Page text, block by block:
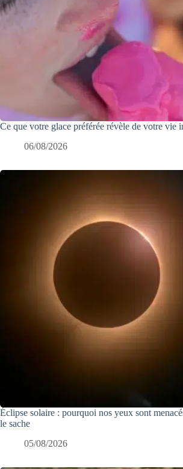
Ce que votre glace préférée révèle de votre vie
06/08/2026
Éclipse solaire : pourquoi nos yeux sont
le sache
05/08/2026